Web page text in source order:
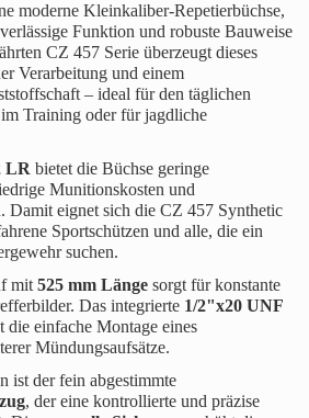
moderne Kleinkaliber-Repetierbüchse,
Funktion und robuste Bauweise
CZ 457 Serie überzeugt dieses
Verarbeitung und einem
– ideal für den täglichen
Training oder für jagdliche
LR bietet die Büchse geringe
Munitionskosten und
Damit eignet sich die CZ 457 Synthetic
Sportschützen und alle, die ein
suchen.
mit 525 mm Länge sorgt für konstante
Das integrierte 1/2"x20 UNF
die einfache Montage eines
Mündungsaufsätze.
ist der fein abgestimmte
, der eine kontrollierte und präzise